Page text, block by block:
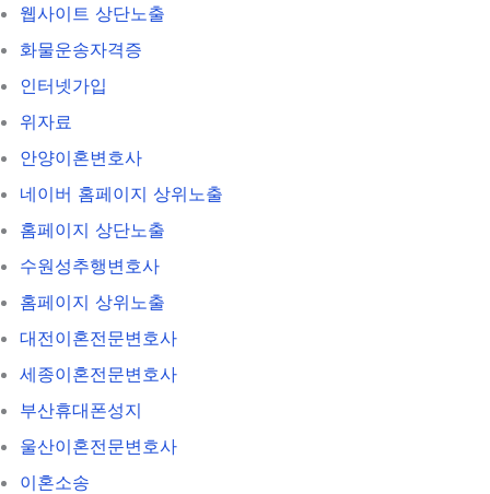
웹사이트 상단노출
화물운송자격증
인터넷가입
위자료
안양이혼변호사
네이버 홈페이지 상위노출
홈페이지 상단노출
수원성추행변호사
홈페이지 상위노출
대전이혼전문변호사
세종이혼전문변호사
부산휴대폰성지
울산이혼전문변호사
이혼소송